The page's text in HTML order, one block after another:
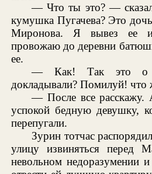
— Что ты это? —
кумушка Пугачева? Это
Миронова. Я вывез ее
провожаю до деревни
ее.
— Как! Так это о
докладывали? Помилуй! что
— После все расскажу.
успокой бедную девушку,
перепугали.
Зурин тотчас
улицу извиняться перед
невольном недоразумении